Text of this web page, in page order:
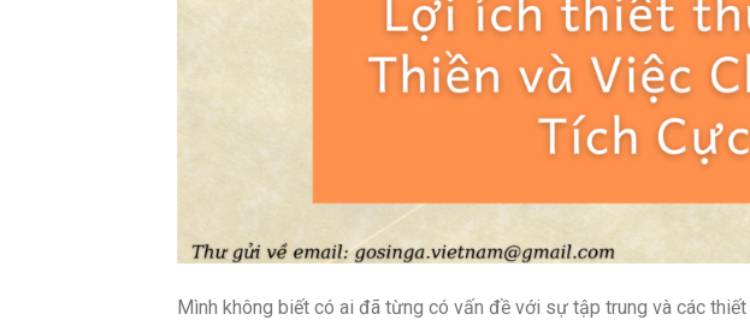
Mình không biết có ai đã từng có vấn đề với sự tập trung và các